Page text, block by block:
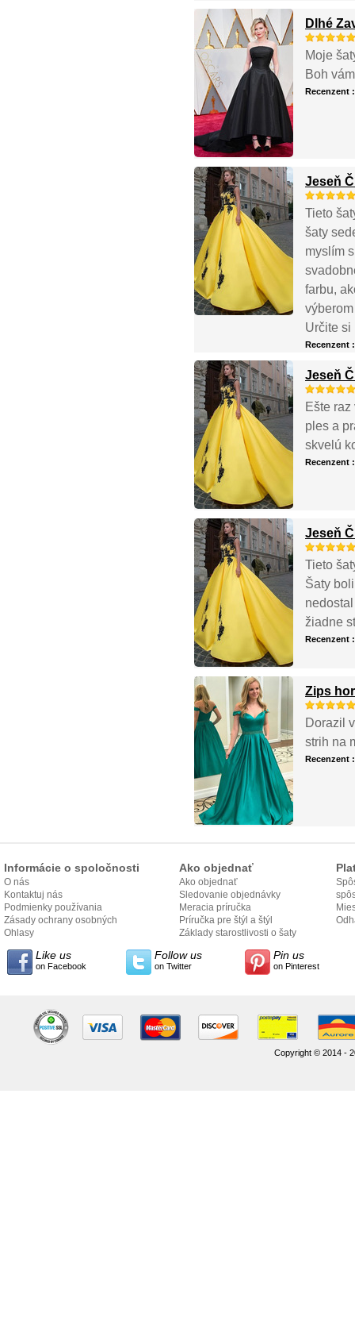
Dlhé
Moje
Boh
Recenzent
Jeseň
Tieto
šaty
myslím
farbu,
Určite si
Recenzent
Jeseň
Ešte
ples a
skvelú
Recenzent
Jeseň
Tieto
Šaty
žiadne
Recenzent
Zips
Dorazil
strih na
Recenzent
Informácie o spoločnosti
O nás
Kontaktuj nás
Podmienky používania
Zásady ochrany osobných
údajov
Ohlasy
Ako objednať
Ako objednať
Sledovanie objednávky
Meracia príručka
Príručka pre štýl a štýl
Základy starostlivosti o šaty
Like us
on Facebook
Follow us
on Twitter
Pin us
on Pinterest
Copyright © 2014 -